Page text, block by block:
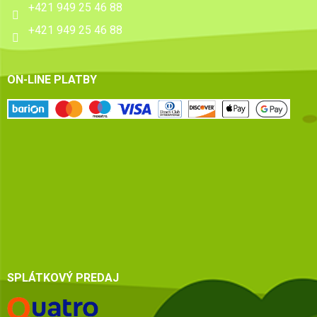
+421 949 25 46 88
+421 949 25 46 88
ON-LINE PLATBY
SPLÁTKOVÝ PREDAJ